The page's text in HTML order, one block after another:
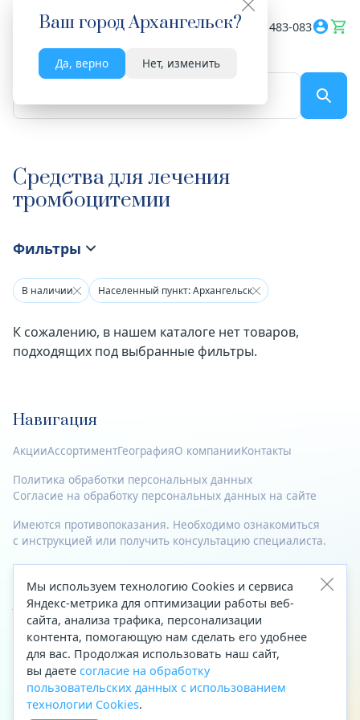
Ваш городАрхангельск?
Да, верно Нет, изменить
Весь сайт 8182 483-083
Средства для лечения
тромбоцитемии
Фильтры
В наличии Населенный пункт: Архангельск
К сожалению, в нашем каталоге нет товаров,
подходящих под выбранные фильтры.
Навигация
АкцииАссортиментГеографияО компанииКонтакты
Политика обработки персональных данных
Согласие на обработку персональных данных на сайте
Имеются противопоказания. Необходимо ознакомиться
с инструкцией или получить консультацию специалиста.
© 2023—2026 Все права защищены.
Адрес
Архангельск, ул. Папанина, д. 19 (вход в здание со стороны
автоцентра «Тойота»)
Приемная Генерального директора
Телефон
+7 (8182) 63-60-31
Мы используем технологию Cookies и сервиса
Яндекс-метрика для оптимизации работы веб-
сайта, анализа трафика, персонализации
контента, помогающую нам сделать его удобнее
для вас. Продолжая использовать наш сайт,
вы даете согласие на обработку
пользовательских данных с использованием
технологии Cookies.